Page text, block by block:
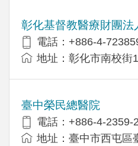
彰化基督教醫療財團法
電話：+886-4-
地址：彰化市南校街
臺中榮民總醫院
電話：+886-4-2359-
地址：臺中市西屯區